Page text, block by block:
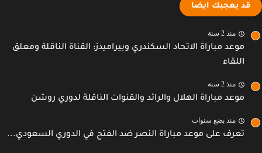
قد يعجبك ايضا
منذ 2 سنة
موعد مباراة الاتحاد السكندري وبيراميدز: القناة الناقلة ومعلق
اللقاء
منذ 2 سنة
موعد مباراة الهلال والرائد والقنوات الناقلة لدوري روشن
منذ بضع سنوات
تعرف على موعد مباراة النصر ضد الفتح في الدوري السعودي...